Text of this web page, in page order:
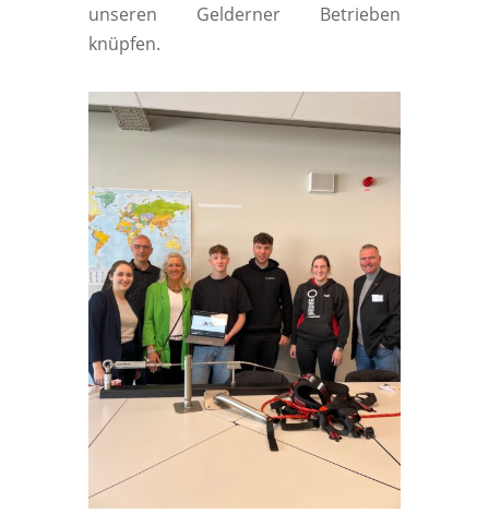
unseren Gelderner Betrieben
knüpfen.